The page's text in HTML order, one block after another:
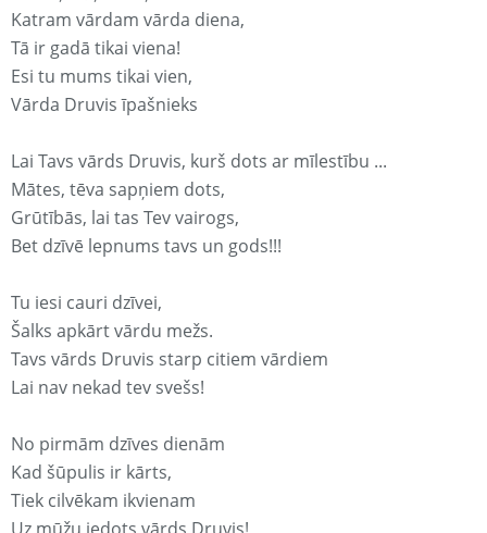
Katram vārdam vārda diena,
Tā ir gadā tikai viena!
Esi tu mums tikai vien,
Vārda Druvis īpašnieks
Lai Tavs vārds Druvis, kurš dots ar mīlestību ...
Mātes, tēva sapņiem dots,
Grūtībās, lai tas Tev vairogs,
Bet dzīvē lepnums tavs un gods!!!
Tu iesi cauri dzīvei,
Šalks apkārt vārdu mežs.
Tavs vārds Druvis starp citiem vārdiem
Lai nav nekad tev svešs!
No pirmām dzīves dienām
Kad šūpulis ir kārts,
Tiek cilvēkam ikvienam